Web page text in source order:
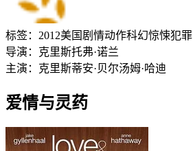
标签： 2012美国 剧情动作科幻惊悚犯罪
导演： 克里斯托弗·诺兰
主演： 克里斯蒂安·贝尔汤姆·哈迪
爱情与灵药